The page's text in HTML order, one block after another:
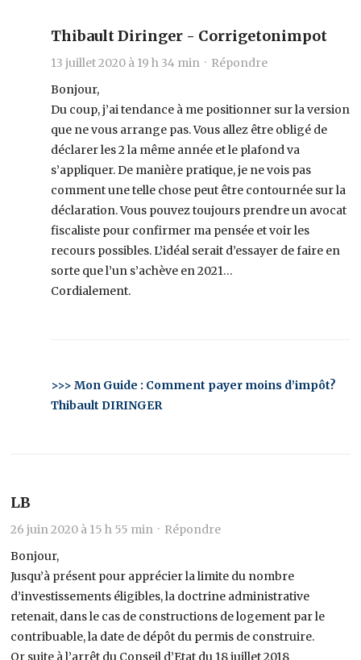
Thibault Diringer - Corrigetonimpot
13 juillet 2020 à 19 h 34 min · Répondre
Bonjour,
Du coup, j’ai tendance à me positionner sur la version
que ne vous arrange pas. Vous allez être obligé de
déclarer les 2 la même année et le plafond va
s’appliquer. De manière pratique, je ne vois pas
comment une telle chose peut être contournée sur la
déclaration. Vous pouvez toujours prendre un avocat
fiscaliste pour confirmer ma pensée et voir les
recours possibles. L’idéal serait d’essayer de faire en
sorte que l’un s’achève en 2021…
Cordialement.
>>> Mon Guide : Comment payer moins d’impôt?
Thibault DIRINGER
LB
26 juin 2020 à 15 h 55 min · Répondre
Bonjour,
Jusqu’à présent pour apprécier la limite du nombre
d’investissements éligibles, la doctrine administrative
retenait, dans le cas de constructions de logement par le
contribuable, la date de dépôt du permis de construire.
Or suite à l’arrêt du Conseil d’Etat du 18 juillet 2018